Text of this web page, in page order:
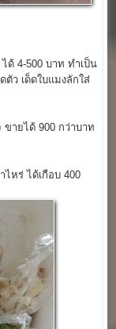
ด้ 4-500 บาท ทำเป็น
ตัว เด็ดใบแมงลักใส่
ขายได้ 900 กว่าบาท
หร่ ได้เกือบ 400